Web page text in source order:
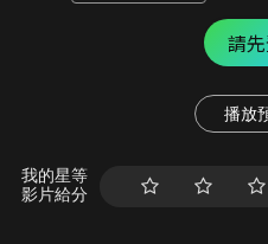
請
播放
我的星等
影片給分